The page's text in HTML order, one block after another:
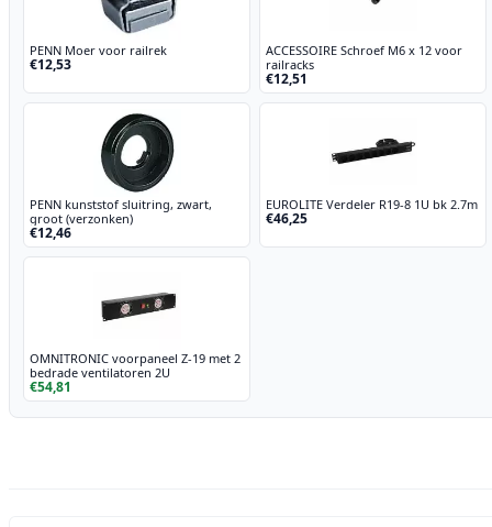
PENN Moer voor railrek
€12,53
ACCESSOIRE Schroef M6 x 12 voor
railracks
€12,51
PENN kunststof sluitring, zwart,
groot (verzonken)
€12,46
EUROLITE Verdeler R19-8 1U bk 2.7m
€46,25
OMNITRONIC voorpaneel Z-19 met 2
bedrade ventilatoren 2U
€54,81